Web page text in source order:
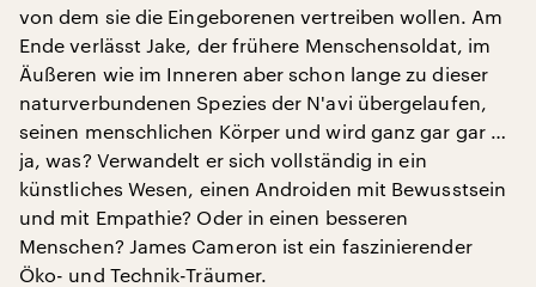
von dem sie die Eingeborenen vertreiben wollen. Am
Ende verlässt Jake, der frühere Menschensoldat, im
Äußeren wie im Inneren aber schon lange zu dieser
naturverbundenen Spezies der N'avi übergelaufen,
seinen menschlichen Körper und wird ganz gar gar …
ja, was? Verwandelt er sich vollständig in ein
künstliches Wesen, einen Androiden mit Bewusstsein
und mit Empathie? Oder in einen besseren
Menschen? James Cameron ist ein faszinierender
Öko- und Technik-Träumer.